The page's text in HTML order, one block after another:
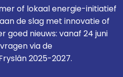
of lokaal energie-initiatief
de slag met innovatie of
goed nieuws: vanaf 24 juni
via de
2025-2027.